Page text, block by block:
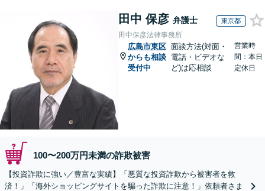
田中 保彦 弁護士 東京都
田中保彦法律事務所
広島市東区
からも相談
受付中
面談方法(対面・
電話・ビデオな
ど)は応相談
営業時
間：本日
定休日
100〜200万円未満の詐欺被害
【投資詐欺に強い／豊富な実績】「悪質な投資詐欺から被害者を救
済！」「海外ショッピングサイトを騙った詐欺に注意！」依頼者さま